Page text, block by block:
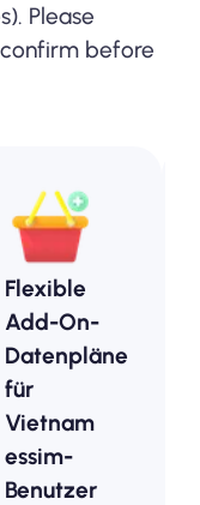
Please
before
Flexible
Add-On-
Datenpläne
für
Vietnam
essim-
Benutzer